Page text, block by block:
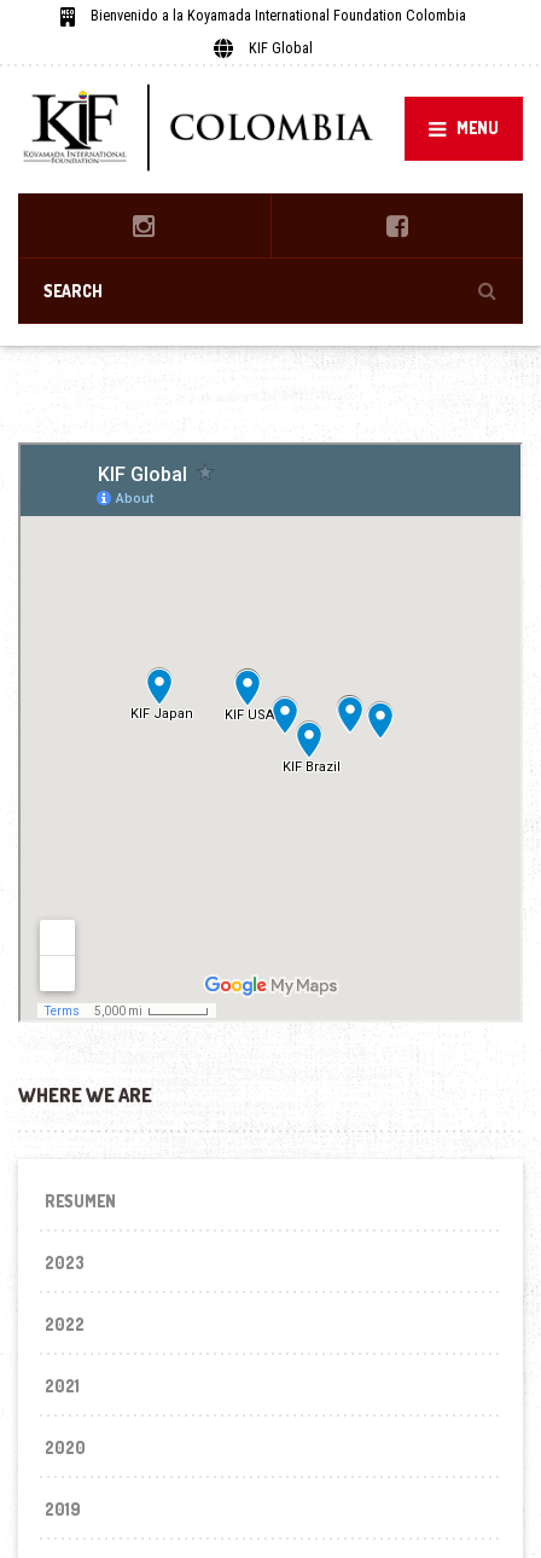
Bienvenido a la Koyamada International Foundation Colombia
KIF Global
MENU
WHERE WE ARE
RESUMEN
2023
2022
2021
2020
2019